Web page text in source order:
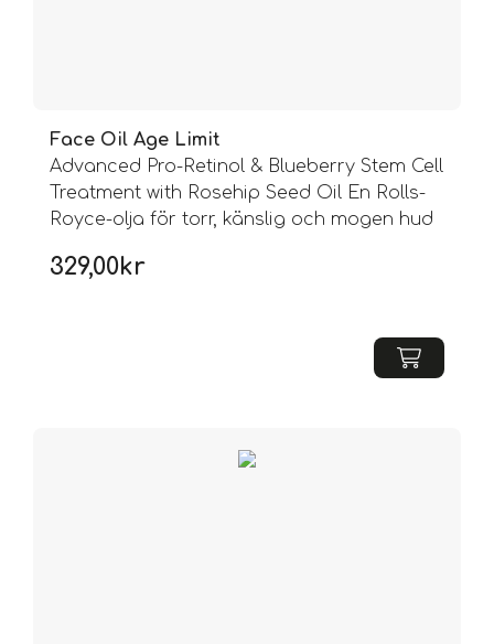
Face Oil Age Limit
Advanced Pro-Retinol & Blueberry Stem Cell
Treatment with Rosehip Seed Oil En Rolls-
Royce-olja för torr, känslig och mogen hud
329,00kr